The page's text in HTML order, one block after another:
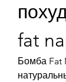
fat
Бомба Fat